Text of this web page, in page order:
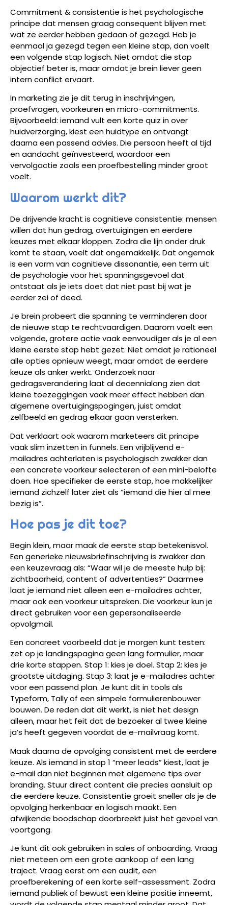
Commitment & consistentie is het psychologische
principe dat mensen graag consequent blijven met
wat ze eerder hebben gedaan of gezegd. Heb je
eenmaal ja gezegd tegen een kleine stap, dan voelt
een volgende stap logisch. Niet omdat die stap
objectief beter is, maar omdat je brein liever geen
intern conflict ervaart.
In marketing zie je dit terug in inschrijvingen,
proefvragen, voorkeuren en micro-commitments.
Bijvoorbeeld: iemand vult een korte quiz in over
huidverzorging, kiest een huidtype en ontvangt
daarna een passend advies. Die persoon heeft al tijd
en aandacht geïnvesteerd, waardoor een
vervolgactie zoals een proefbestelling minder groot
voelt.
Waarom werkt dit?
De drijvende kracht is cognitieve consistentie: mensen
willen dat hun gedrag, overtuigingen en eerdere
keuzes met elkaar kloppen. Zodra die lijn onder druk
komt te staan, voelt dat ongemakkelijk. Dat ongemak
is een vorm van cognitieve dissonantie, een term uit
de psychologie voor het spanningsgevoel dat
ontstaat als je iets doet dat niet past bij wat je
eerder zei of deed.
Je brein probeert die spanning te verminderen door
de nieuwe stap te rechtvaardigen. Daarom voelt een
volgende, grotere actie vaak eenvoudiger als je al een
kleine eerste stap hebt gezet. Niet omdat je rationeel
alle opties opnieuw weegt, maar omdat de eerdere
keuze als anker werkt. Onderzoek naar
gedragsverandering laat al decennialang zien dat
kleine toezeggingen vaak meer effect hebben dan
algemene overtuigingspogingen, juist omdat
zelfbeeld en gedrag elkaar gaan versterken.
Dat verklaart ook waarom marketeers dit principe
vaak slim inzetten in funnels. Een vrijblijvend e-
mailadres achterlaten is psychologisch zwakker dan
een concrete voorkeur selecteren of een mini-belofte
doen. Hoe specifieker de eerste stap, hoe makkelijker
iemand zichzelf later ziet als “iemand die hier al mee
bezig is”.
Hoe pas je dit toe?
Begin klein, maar maak de eerste stap betekenisvol.
Een generieke nieuwsbriefinschrijving is zwakker dan
een keuzevraag als: “Waar wil je de meeste hulp bij:
zichtbaarheid, content of advertenties?” Daarmee
laat je iemand niet alleen een e-mailadres achter,
maar ook een voorkeur uitspreken. Die voorkeur kun je
direct gebruiken voor een gepersonaliseerde
opvolgmail.
Een concreet voorbeeld dat je morgen kunt testen:
zet op je landingspagina geen lang formulier, maar
drie korte stappen. Stap 1: kies je doel. Stap 2: kies je
grootste uitdaging. Stap 3: laat je e-mailadres achter
voor een passend plan. Je kunt dit in tools als
Typeform, Tally of een simpele formulierenbouwer
bouwen. De reden dat dit werkt, is niet het design
alleen, maar het feit dat de bezoeker al twee kleine
ja’s heeft gegeven voordat de e-mailvraag komt.
Maak daarna de opvolging consistent met de eerdere
keuze. Als iemand in stap 1 “meer leads” kiest, laat je
e-mail dan niet beginnen met algemene tips over
branding. Stuur direct content die precies aansluit op
die eerdere keuze. Consistentie groeit sneller als je de
opvolging herkenbaar en logisch maakt. Een
afwijkende boodschap doorbreekt juist het gevoel van
voortgang.
Je kunt dit ook gebruiken in sales of onboarding. Vraag
niet meteen om een grote aankoop of een lang
traject. Vraag eerst om een audit, een
proefberekening of een korte self-assessment. Zodra
iemand publiek of bewust een kleine positie inneemt,